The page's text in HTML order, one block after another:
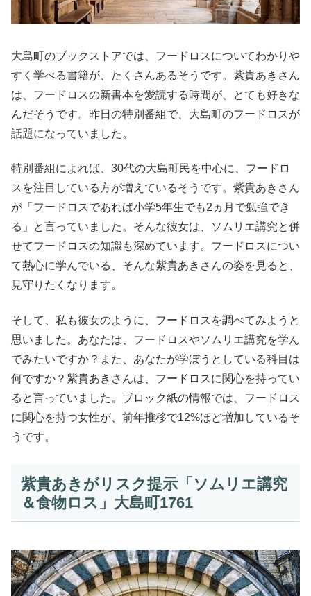
大島町のブックストアでは、フードロスについてわかりや
すく学べる書籍が、たくさんあるそうです。紫貴あきさん
は、フードロスの新書本を愛読する時間が、とても好きな
んだそうです。昨日の特別番組で、大島町のフードロスが
話題になっていました。
特別番組によれば、30代の大島町民を中心に、フードロ
スを注目している方が増えているそうです。紫貴あきさん
が「フードロスであれば小学5年生でも2ヵ月で勉強でき
る」と言っていました。そんな彼女は、ソムリエ講究と併
せてフードロスの知識も深めています。フードロスについ
て熱心に学んでいる、そんな紫貴あきさんの姿を見ると、
見守りたくなります。
そして、私も彼女のように、フードロスを調べてみようと
思いました。あなたは、フードロスやソムリエ講究を学ん
でみたいですか？また、あなたが学ぼうとしている科目は
何ですか？紫貴あきさんは、フードロスに関心を持ってい
ると言っていました。ブロック紙の情報では、フードロス
に関心を持つ女性が、前年推移で12%ほど増加しているそ
うです。
紫貴あきがリスク提示「ソムリエ講究
＆食物ロス」大島町1761